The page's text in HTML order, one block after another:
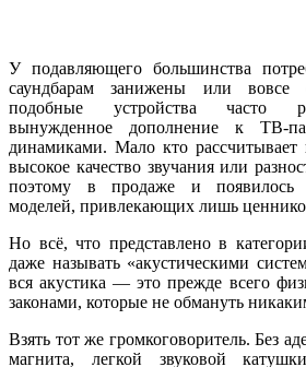
У подавляющего большинства
саундбарам занижены или вовсе
подобные устройства часто
вынужденное дополнение к ТВ-
динамиками. Мало кто рассчитывает
высокое качество звучания или
поэтому в продаже и появилось
моделей, привлекающих лишь
Но всё, что представлено в
даже называть «акустическими
вся акустика — это прежде всего
законами, которые не обмануть
Взять тот же громкоговоритель. Без
магнита, легкой звуковой